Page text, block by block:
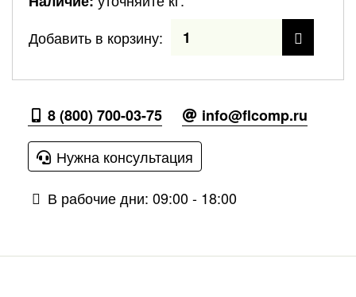
Добавить в корзину:
8 (800) 700-03-75
info@flcomp.ru
Нужна консультация
В рабочие дни: 09:00 - 18:00